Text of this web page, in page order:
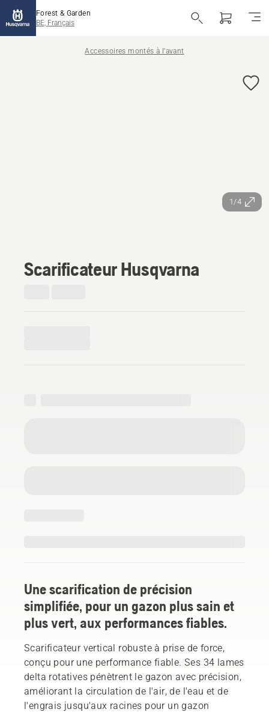
Forest & Garden
BE, Français
Accessoires montés à l'avant
1/4
Scarificateur Husqvarna
Une scarification de précision
simplifiée, pour un gazon plus sain et
plus vert, aux performances fiables.
Scarificateur vertical robuste à prise de force,
conçu pour une performance fiable. Ses 34 lames
delta rotatives pénètrent le gazon avec précision,
améliorant la circulation de l'air, de l'eau et de
l'engrais jusqu'aux racines pour un gazon